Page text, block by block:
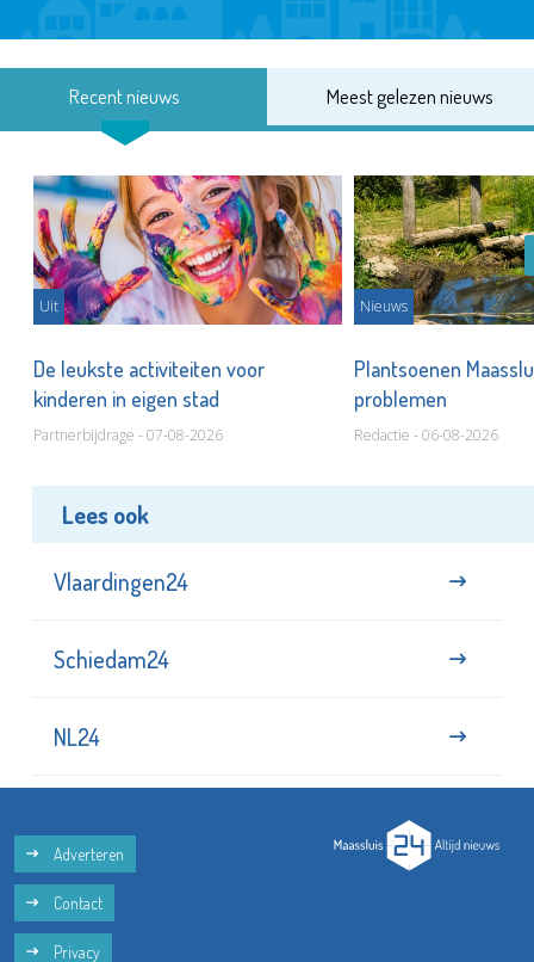
Recent nieuws Meest gelezen nieuws
Uit
De leukste activiteiten voor
kinderen in eigen stad
Partnerbijdrage - 07-08-2026
Nieuws
Plantsoenen
problemen
Redactie - 06-08-2026
Lees ook
Vlaardingen24
Schiedam24
NL24
Adverteren
Contact
Privacy